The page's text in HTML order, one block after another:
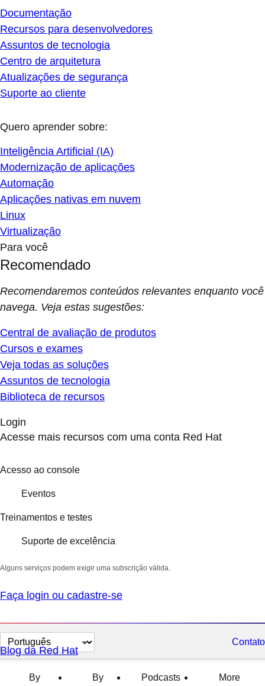
Documentação
Recursos para desenvolvedores
Assuntos de tecnologia
Centro de arquitetura
Atualizações de segurança
Suporte ao cliente
Quero aprender sobre:
Inteligência Artificial (IA)
Modernização de aplicações
Automação
Aplicações nativas em nuvem
Linux
Virtualização
Para você
Recomendado
Recomendaremos conteúdos relevantes enquanto você
navega. Veja estas sugestões:
Central de avaliação de produtos
Cursos e exames
Veja todas as soluções
Assuntos de tecnologia
Biblioteca de recursos
Login
Acesse mais recursos com uma conta Red Hat
Acesso ao console
Eventos
Treinamentos e testes
Suporte de excelência
Alguns serviços podem exigir uma subscrição válida.
Faça login ou cadastre-se
Selecionar
idioma
Contato
Blog da Red Hat
By
By
Podcasts
More